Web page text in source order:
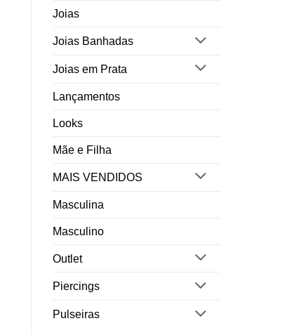
Joias
Joias Banhadas
Joias em Prata
Lançamentos
Looks
Mãe e Filha
MAIS VENDIDOS
Masculina
Masculino
Outlet
Piercings
Pulseiras